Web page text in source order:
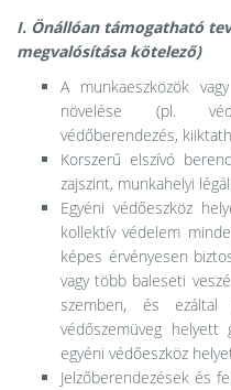
I. Önállóan támogatható
megvalósítása kötelező)
A munkaeszközök
növelése (pl.
védőberendezés,
Korszerű elszívó
zajszint, munkahelyi
Egyéni védőeszköz
kollektív védelem
képes érvényesen
vagy több baleseti
szemben, és
védőszemüveg helyett
egyéni védőeszköz
Jelzőberendezések és